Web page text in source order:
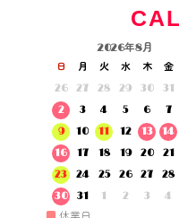
2026年8月
日 月 火 水 木 金
26
27 28 29 30 31
2
3 4 5 6 7
9
10 11 12 13 14
16
17 18 19 20 21
23
24 25 26 27 28
30
31 1 2 3 4